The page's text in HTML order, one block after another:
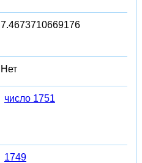
7.4673710669176
Нет
число 1751
1749